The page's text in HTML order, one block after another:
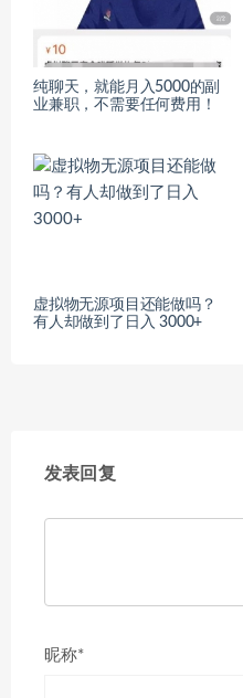
纯聊天，就能月入5000的副
业兼职，不需要任何费用！
虚拟物无源项目还能做吗？
有人却做到了日入 3000+
发表回复
昵称*